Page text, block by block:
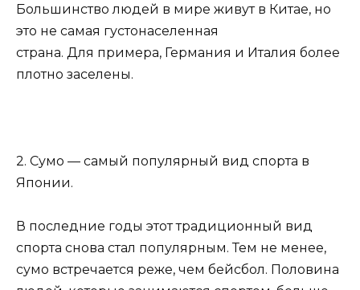
Большинство людей в мире живут в Китае, но
это не самая густонаселенная
страна. Для примера, Германия и Италия более
плотно заселены.
2. Сумо — самый популярный вид спорта в
Японии.
В последние годы этот традиционный вид
спорта снова стал популярным. Тем не менее,
сумо встречается реже, чем бейсбол. Половина